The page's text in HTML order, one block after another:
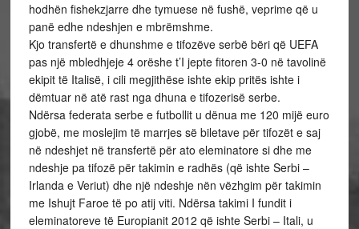
hodhën fishekzjarre dhe tymuese në fushë, veprime që u
panë edhe ndeshjen e mbrëmshme.
Kjo transfertë e dhunshme e tifozëve serbë bëri që UEFA
pas një mbledhjeje 4 orëshe t’I jepte fitoren 3-0 në tavolinë
ekipit të Italisë, i cili megjithëse ishte ekip pritës ishte i
dëmtuar në atë rast nga dhuna e tifozerisë serbe.
Ndërsa federata serbe e futbollit u dënua me 120 mijë euro
gjobë, me moslejim të marrjes së biletave për tifozët e saj
në ndeshjet në transfertë për ato eleminatore si dhe me
ndeshje pa tifozë për takimin e radhës (që ishte Serbi –
Irlanda e Veriut) dhe një ndeshje nën vëzhgim për takimin
me Ishujt Faroe të po atij viti. Ndërsa takimi I fundit i
eleminatoreve të Europianit 2012 që ishte Serbi – Itali, u